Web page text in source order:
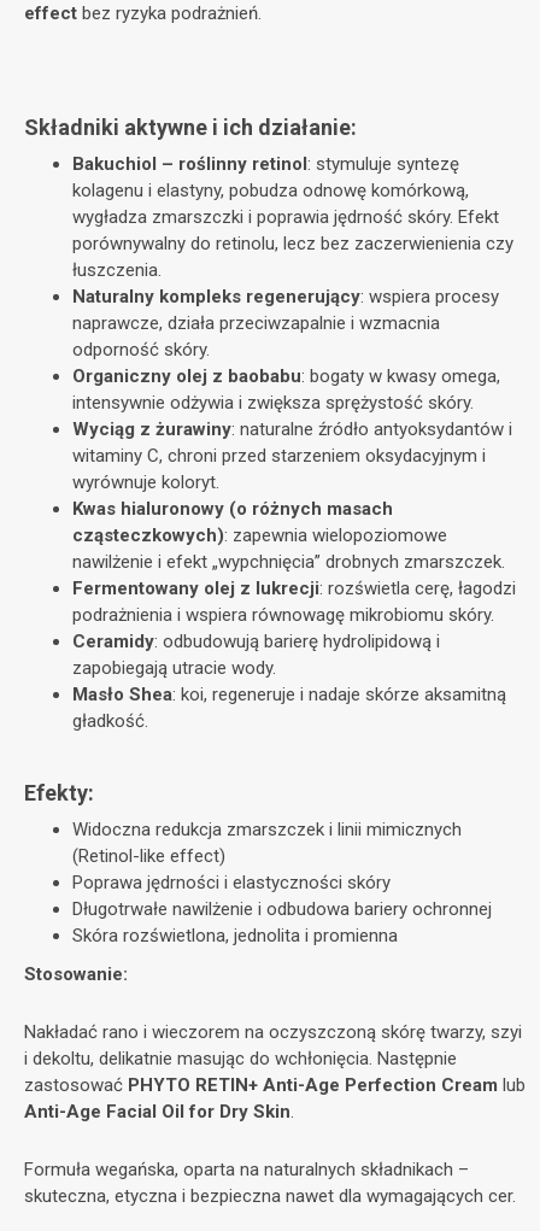
effect bez ryzyka podrażnień.
Składniki aktywne i ich działanie:
Bakuchiol – roślinny retinol: stymuluje syntezę
kolagenu i elastyny, pobudza odnowę komórkową,
wygładza zmarszczki i poprawia jędrność skóry. Efekt
porównywalny do retinolu, lecz bez zaczerwienienia czy
łuszczenia.
Naturalny kompleks regenerujący: wspiera procesy
naprawcze, działa przeciwzapalnie i wzmacnia
odporność skóry.
Organiczny olej z baobabu: bogaty w kwasy omega,
intensywnie odżywia i zwiększa sprężystość skóry.
Wyciąg z żurawiny: naturalne źródło antyoksydantów i
witaminy C, chroni przed starzeniem oksydacyjnym i
wyrównuje koloryt.
Kwas hialuronowy (o różnych masach
cząsteczkowych): zapewnia wielopoziomowe
nawilżenie i efekt „wypchnięcia” drobnych zmarszczek.
Fermentowany olej z lukrecji: rozświetla cerę, łagodzi
podrażnienia i wspiera równowagę mikrobiomu skóry.
Ceramidy: odbudowują barierę hydrolipidową i
zapobiegają utracie wody.
Masło Shea: koi, regeneruje i nadaje skórze aksamitną
gładkość.
Efekty:
Widoczna redukcja zmarszczek i linii mimicznych
(Retinol-like effect)
Poprawa jędrności i elastyczności skóry
Długotrwałe nawilżenie i odbudowa bariery ochronnej
Skóra rozświetlona, jednolita i promienna
​Stosowanie:
Nakładać rano i wieczorem na oczyszczoną skórę twarzy, szyi
i dekoltu, delikatnie masując do wchłonięcia. Następnie
zastosować PHYTO RETIN+ Anti-Age Perfection Cream lub
Anti-Age Facial Oil for Dry Skin.
Formuła wegańska, oparta na naturalnych składnikach –
skuteczna, etyczna i bezpieczna nawet dla wymagających cer.